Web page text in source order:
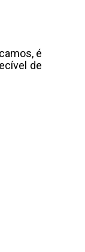
é
de